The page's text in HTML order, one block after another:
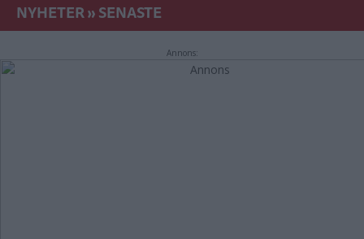
NYHETER»SENASTE
Annons: